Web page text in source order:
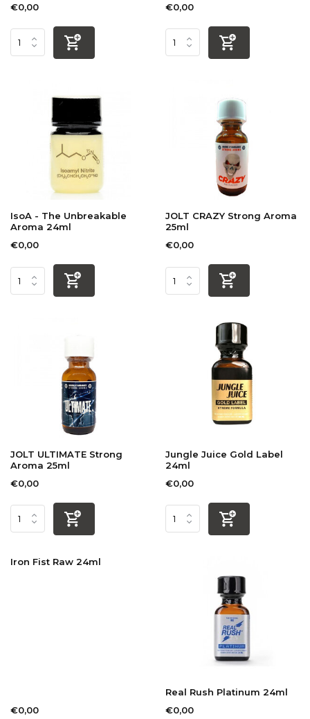
€0,00
€0,00
IsoA - The Unbreakable
Aroma 24ml
€0,00
JOLT CRAZY Strong Aroma
25ml
€0,00
JOLT ULTIMATE Strong
Aroma 25ml
€0,00
Jungle Juice Gold Label
24ml
€0,00
Iron Fist Raw 24ml
€0,00
Real Rush Platinum 24ml
€0,00